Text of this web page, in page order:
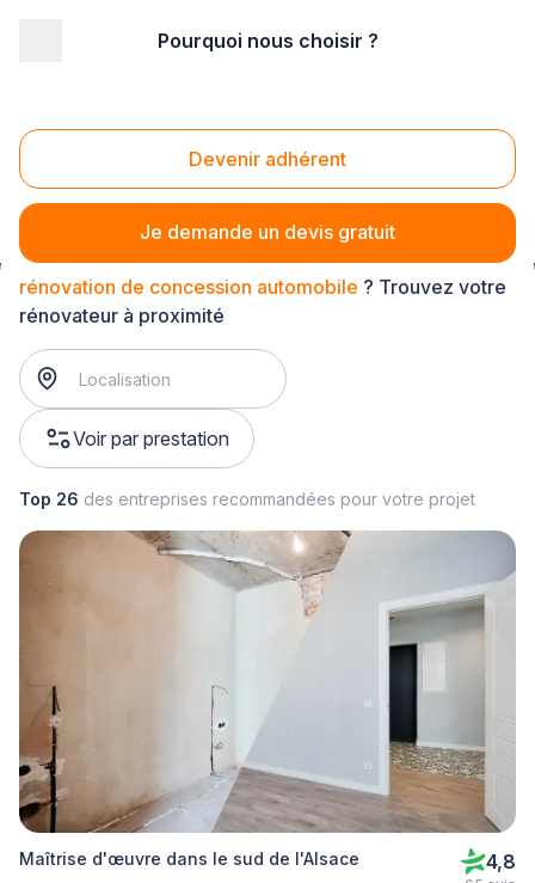
Pourquoi nous choisir ?
Devenir adhérent
Je demande un devis gratuit
Rénovation de concession automobile
rénovation de concession automobile ? Trouvez votre
rénovateur à proximité
Voir par prestation
Top 26 des entreprises recommandées pour votre projet
Maîtrise d'œuvre dans le sud de l'Alsace 4,8